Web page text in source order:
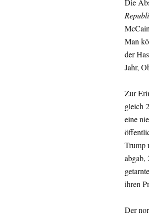
Die
Man
der
Jahr,
Zur
gleich
eine
Trump
abgab,
ihren
Der